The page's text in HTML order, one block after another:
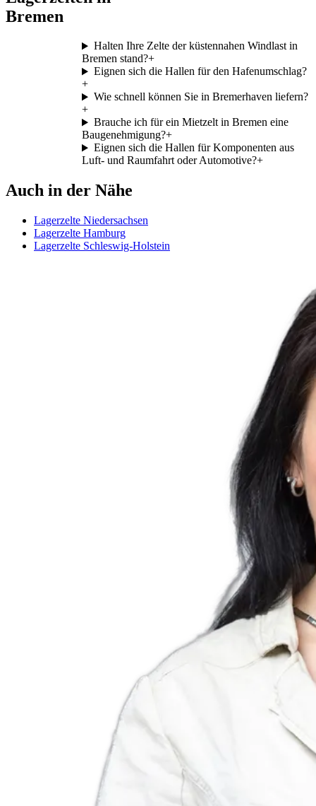
Bremen
Halten Ihre Zelte der küstennahen Windlast in
Bremen stand?+
Eignen sich die Hallen für den Hafenumschlag?
+
Wie schnell können Sie in Bremerhaven liefern?
+
Brauche ich für ein Mietzelt in Bremen eine
Baugenehmigung?+
Eignen sich die Hallen für Komponenten aus
Luft- und Raumfahrt oder Automotive?+
Auch in der Nähe
Lagerzelte Niedersachsen
Lagerzelte Hamburg
Lagerzelte Schleswig-Holstein